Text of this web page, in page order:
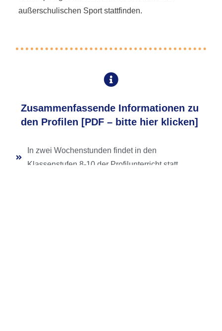
außerschulischen Sport stattfinden.
Zusammenfassende Informationen zu
den Profilen [PDF – bitte hier klicken]
In zwei Wochenstunden findet in den
Klassenstufen 8-10 der Profilunterricht statt.